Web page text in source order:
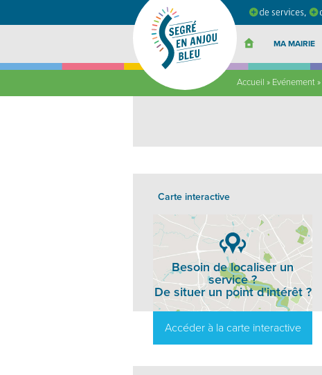
MA MAIRIE
Accueil » Evénement»
Carte interactive
Besoin de localiser un
service ?
De situer un point d'intérêt ?
Accéder à la carte interactive